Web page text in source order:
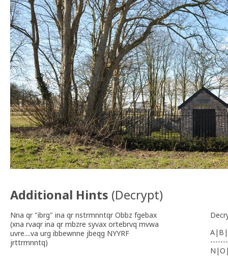
Additional Hints (Decrypt)
Nna qr "ibrg" ina qr nstrmnntqr Obbz fgebax
(xna rvaqr ina qr mbzre syvax ortebrvq mvwa
uvre....va urg ibbewnne jbeqg NYYRF
jrttrmnntq)